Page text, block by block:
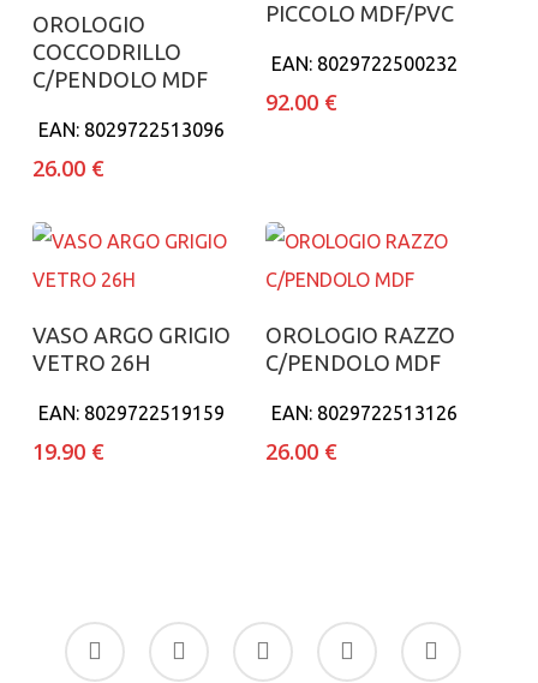
Aggiungi al carrello
OROLOGIO
COCCODRILLO
C/PENDOLO MDF
EAN: 8029722513096
26.00 €
PICCOLO MDF/PVC
EAN: 8029722500232
92.00 €
Aggiungi al carrello
VASO ARGO GRIGIO
VETRO 26H
EAN: 8029722519159
19.90 €
Aggiungi al carrello
OROLOGIO RAZZO
C/PENDOLO MDF
EAN: 8029722513126
26.00 €
facebook
google-
plus
instagram whatsapp tiktok